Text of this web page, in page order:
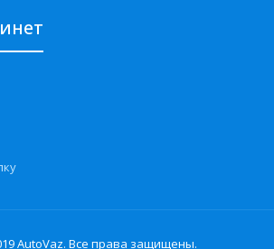
AutoVaz. Все права защищены.